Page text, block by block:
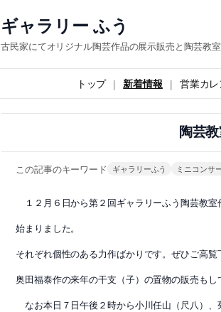
ギャラリー ふう
古民家にてオリジナル陶芸作品の展示販売と陶芸教
トップ 新着情報 営業カ
陶芸
この記事のキーワード ギャラリーふう ミニコンサ
１２月６日から第２回ギャラリーふう陶芸教
始まりました。
それぞれ個性のある力作ばかりです。ぜひご高
奥田福泰作の来年の干支（子）の置物の販売もし
なお本日７日午後２時から小川任山（尺八）